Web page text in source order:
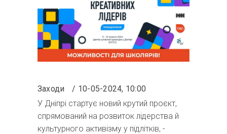
Заходи
10-05-2024, 10:00
У Дніпрі стартує новий крутий проєкт,
спрямований на розвиток лідерства й
культурного активізму у підлітків, -